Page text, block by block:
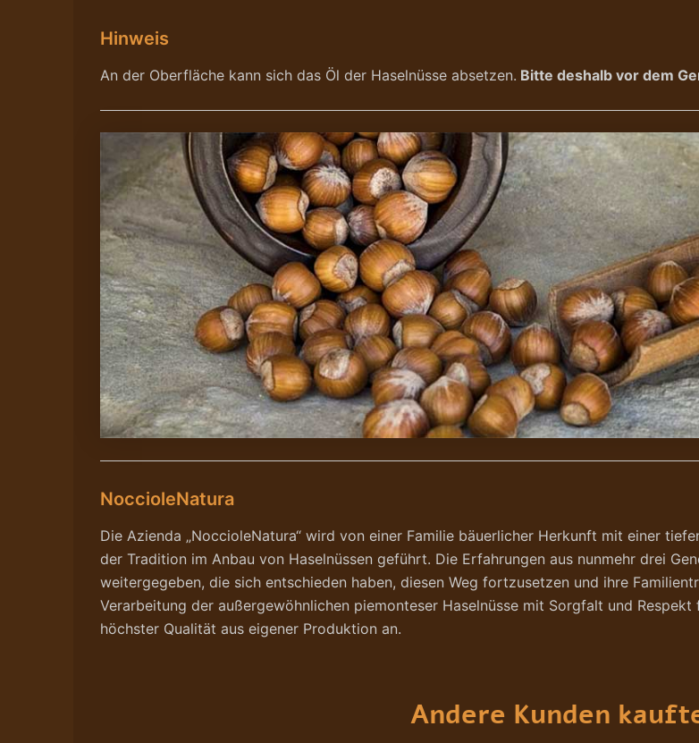
Hinweis
An der Oberfläche kann sich das Öl der Haselnüsse absetzen. Bitte deshalb vor dem
NoccioleNatura
Die Azienda „NoccioleNatura“ wird von einer Familie bäuerlicher Herkunft mit einer
der Tradition im Anbau von Haselnüssen geführt. Die Erfahrungen aus nunmehr drei
weitergegeben, die sich entschieden haben, diesen Weg fortzusetzen und ihre
Verarbeitung der außergewöhnlichen piemonteser Haselnüsse mit Sorgfalt und
höchster Qualität aus eigener Produktion an.
Andere Kunden